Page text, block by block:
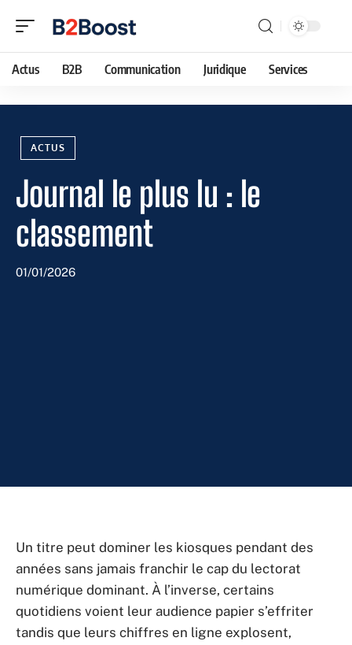
Actus B2B Communication Juridique Services
ACTUS
Journal le plus lu : le
classement
01/01/2026
Un titre peut dominer les kiosques pendant des
années sans jamais franchir le cap du lectorat
numérique dominant. À l’inverse, certains
quotidiens voient leur audience papier s’effriter
tandis que leurs chiffres en ligne explosent,